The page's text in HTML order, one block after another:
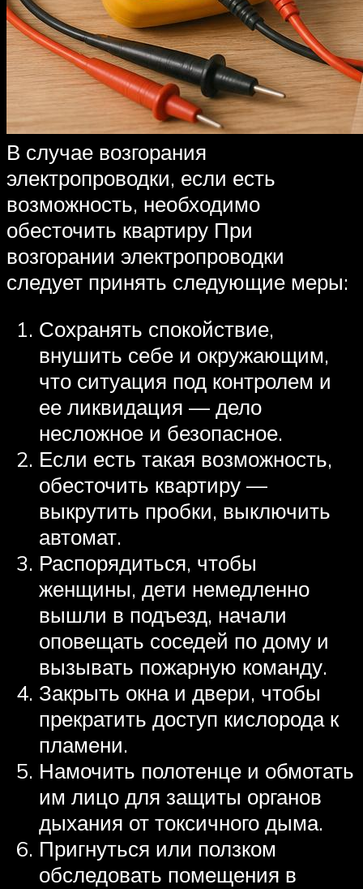
В случае возгорания
электропроводки, если есть
возможность, необходимо
обесточить квартиру При
возгорании электропроводки
следует принять следующие меры:
Сохранять спокойствие,
внушить себе и окружающим,
что ситуация под контролем и
ее ликвидация — дело
несложное и безопасное.
Если есть такая возможность,
обесточить квартиру —
выкрутить пробки, выключить
автомат.
Распорядиться, чтобы
женщины, дети немедленно
вышли в подъезд, начали
оповещать соседей по дому и
вызывать пожарную команду.
Закрыть окна и двери, чтобы
прекратить доступ кислорода к
пламени.
Намочить полотенце и обмотать
им лицо для защиты органов
дыхания от токсичного дыма.
Пригнуться или ползком
обследовать помещения в